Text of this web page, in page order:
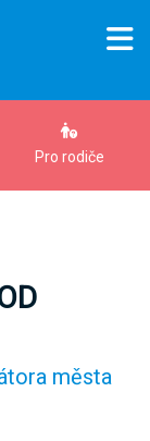
Pro rodiče
města